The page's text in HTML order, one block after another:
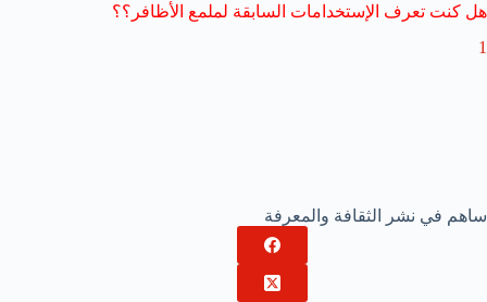
هل كنت تعرف الإستخدامات السابقة لملمع الأظافر؟؟
1
ساهم في نشر الثقافة والمعرفة